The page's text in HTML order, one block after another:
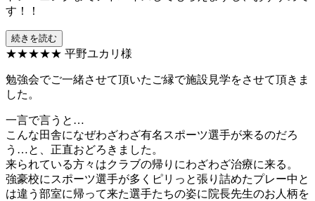
す！！
続きを読む
★★★★★ 平野ユカリ様
勉強会でご一緒させて頂いたご縁で施設見学をさせて頂きま
した。
一言で言うと…
こんな田舎になぜわざわざ有名スポーツ選手が来るのだろ
う…と、正直おどろきました。
来られている方々はクラブの帰りにわざわざ治療に来る。
強豪校にスポーツ選手が多くピリっと張り詰めたプレー中と
は違う部室に帰って来た選手たちの姿に院長先生のお人柄を